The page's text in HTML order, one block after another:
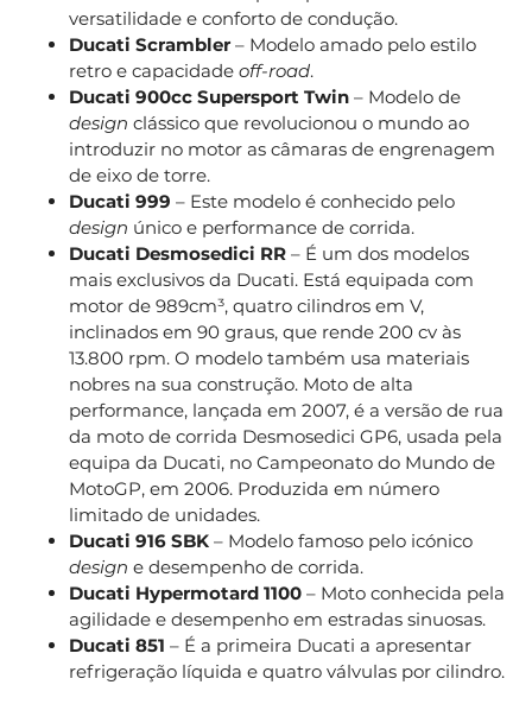
versatilidade e conforto de condução.
Ducati Scrambler – Modelo amado pelo estilo
retro e capacidade off-road.
Ducati 900cc Supersport Twin – Modelo de
design clássico que revolucionou o mundo ao
introduzir no motor as câmaras de engrenagem
de eixo de torre.
Ducati 999 – Este modelo é conhecido pelo
design único e performance de corrida.
Ducati Desmosedici RR – É um dos modelos
mais exclusivos da Ducati. Está equipada com
motor de 989cm³, quatro cilindros em V,
inclinados em 90 graus, que rende 200 cv às
13.800 rpm. O modelo também usa materiais
nobres na sua construção. Moto de alta
performance, lançada em 2007, é a versão de rua
da moto de corrida Desmosedici GP6, usada pela
equipa da Ducati, no Campeonato do Mundo de
MotoGP, em 2006. Produzida em número
limitado de unidades.
Ducati 916 SBK – Modelo famoso pelo icónico
design e desempenho de corrida.
Ducati Hypermotard 1100 – Moto conhecida pela
agilidade e desempenho em estradas sinuosas.
Ducati 851 – É a primeira Ducati a apresentar
refrigeração líquida e quatro válvulas por cilindro.